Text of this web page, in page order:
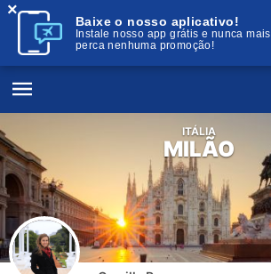
Baixe o nosso aplicativo!
Instale nosso app grátis e nunca mais
perca nenhuma promoção!
×
ITÁLIA
MILÃO